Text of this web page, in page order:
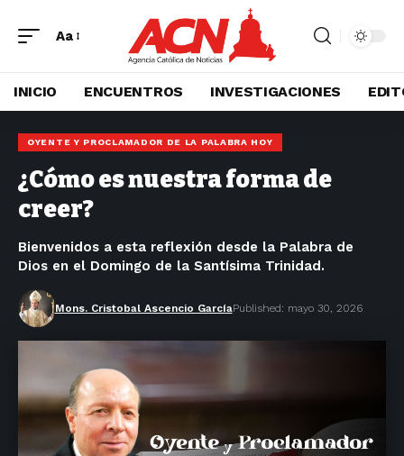
Aa
INICIO ENCUENTROS INVESTIGACIONES
OYENTE Y PROCLAMADOR DE LA PALABRA HOY
¿Cómo es nuestra forma de
creer?
Bienvenidos a esta reflexión desde la Palabra de
Dios en el Domingo de la Santísima Trinidad.
Mons. Cristobal Ascencio GarcíaPublished: mayo 30, 2026